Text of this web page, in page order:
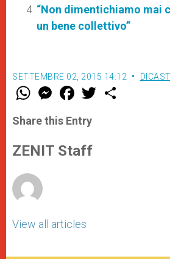
“Non dimentichiamo mai
un bene collettivo”
SETTEMBRE 02, 2015 14:12
W
t
s
p
p
M
e
s
e
g
e
F
a
e
b
o
k
w
Share this Entry
ZENIT Staff
View all articles